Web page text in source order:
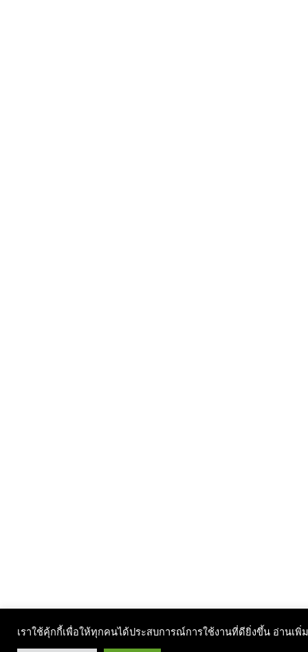
เราใช้คุ้กกี้เพื่อให้ทุกคนได้ประสบการณ์การใช้งานที่ดียิ่งขึ้น อ่านเพิ่